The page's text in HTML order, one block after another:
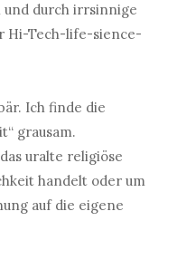
durch irrsinnige
Hi-Tech-life-sience-
Ich finde die
grausam.
uralte religiöse
handelt oder um
auf die eigene